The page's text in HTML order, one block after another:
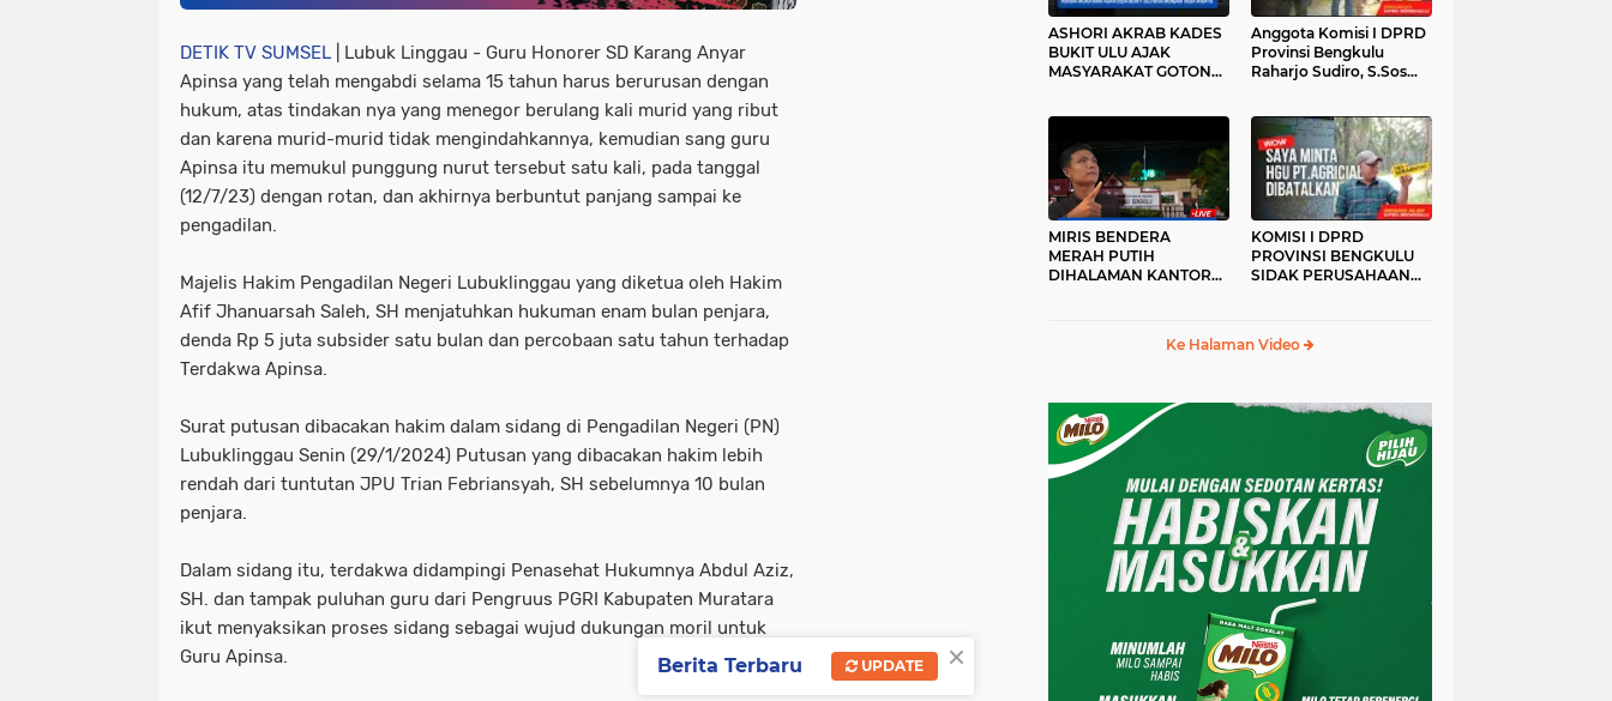
DETIK TV SUMSEL | Lubuk Linggau - Guru Honorer SD Karang Anyar
Apinsa yang telah mengabdi selama 15 tahun harus berurusan dengan
hukum, atas tindakan nya yang menegor berulang kali murid yang ribut
dan karena murid-murid tidak mengindahkannya, kemudian sang guru
Apinsa itu memukul punggung nurut tersebut satu kali, pada tanggal
(12/7/23) dengan rotan, dan akhirnya berbuntut panjang sampai ke
pengadilan.
Majelis Hakim Pengadilan Negeri Lubuklinggau yang diketua oleh Hakim
Afif Jhanuarsah Saleh, SH menjatuhkan hukuman enam bulan penjara,
denda Rp 5 juta subsider satu bulan dan percobaan satu tahun terhadap
Terdakwa Apinsa.
Surat putusan dibacakan hakim dalam sidang di Pengadilan Negeri (PN)
Lubuklinggau Senin (29/1/2024) Putusan yang dibacakan hakim lebih
rendah dari tuntutan JPU Trian Febriansyah, SH sebelumnya 10 bulan
penjara.
Dalam sidang itu, terdakwa didampingi Penasehat Hukumnya Abdul Aziz,
SH. dan tampak puluhan guru dari Pengruus PGRI Kabupaten Muratara
ikut menyaksikan proses sidang sebagai wujud dukungan moril untuk
Guru Apinsa.
ASHORI AKRAB KADES
BUKIT ULU AJAK
MASYARAKAT GOTONG
Anggota Komisi I DPRD
Provinsi Bengkulu
Raharjo Sudiro, S.Sos
MIRIS BENDERA
MERAH PUTIH
DIHALAMAN KANTOR
KOMISI I DPRD
PROVINSI BENGKULU
SIDAK PERUSAHAAN
Ke Halaman Video
×
Berita Terbaru UPDATE